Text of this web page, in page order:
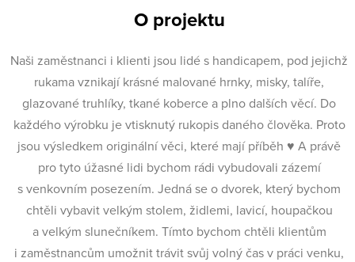
O projektu
Naši zaměstnanci i klienti jsou lidé s handicapem, pod jejichž
rukama vznikají krásné malované hrnky, misky, talíře,
glazované truhlíky, tkané koberce a plno dalších věcí. Do
každého výrobku je vtisknutý rukopis daného člověka. Proto
jsou výsledkem originální věci, které mají příběh ♥ A právě
pro tyto úžasné lidi bychom rádi vybudovali zázemí
s venkovním posezením. Jedná se o dvorek, který bychom
chtěli vybavit velkým stolem, židlemi, lavicí, houpačkou
a velkým slunečníkem. Tímto bychom chtěli klientům
i zaměstnancům umožnit trávit svůj volný čas v práci venku,